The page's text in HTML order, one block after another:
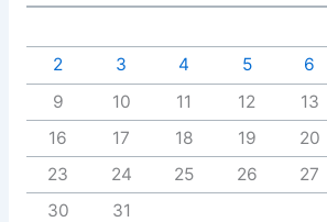
2
3 4 5 6
9
10 11 12 13
16
17 18 19 20
23
24 25 26 27
30
31